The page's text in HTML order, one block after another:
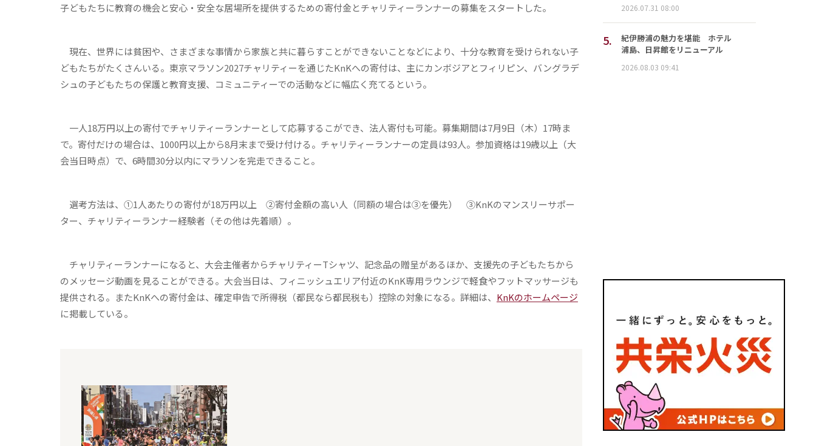
子どもたちに教育の機会と安心・安全な居場所を提供するための寄付金とチャリティーランナーの募集をスタートした。
現在、世界には貧困や、さまざまな事情から家族と共に暮らすことができないことなどにより、十分な教育を受けられない子
どもたちがたくさんいる。東京マラソン2027チャリティーを通じたKnKへの寄付は、主にカンボジアとフィリピン、バングラデ
シュの子どもたちの保護と教育支援、コミュニティーでの活動などに幅広く充てるという。
一人18万円以上の寄付でチャリティーランナーとして応募するこができ、法人寄付も可能。募集期間は7月9日（木）17時ま
で。寄付だけの場合は、1000円以上から8月末まで受け付ける。チャリティーランナーの定員は93人。参加資格は19歳以上（大
会当日時点）で、6時間30分以内にマラソンを完走できること。
選考方法は、①1人あたりの寄付が18万円以上 ②寄付金額の高い人（同額の場合は③を優先） ③KnKのマンスリーサポー
ター、チャリティーランナー経験者（その他は先着順）。
チャリティーランナーになると、大会主催者からチャリティーTシャツ、記念品の贈呈があるほか、支援先の子どもたちから
のメッセージ動画を見ることができる。大会当日は、フィニッシュエリア付近のKnK専用ラウンジで軽食やフットマッサージも
提供される。またKnKへの寄付金は、確定申告で所得税（都民なら都民税も）控除の対象になる。詳細は、 KnKのホームページ
に掲載している。
2026.07.31 08:00
5.
紀伊勝浦の魅力を堪能 ホテル
浦島、日昇館をリニューアル
2026.08.03 09:41